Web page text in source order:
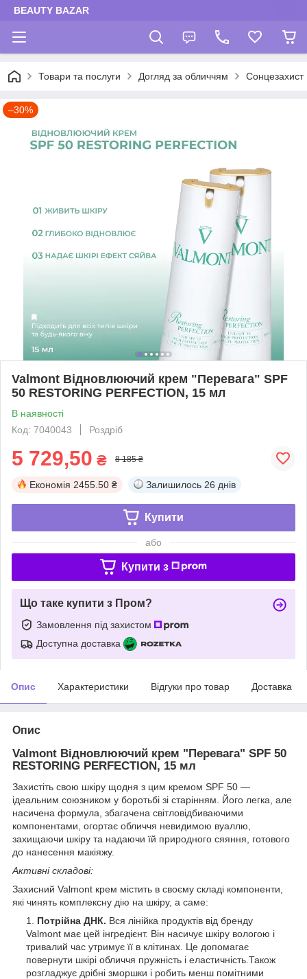
BEAUTY BAZAR
Товари та послуги Догляд за обличчям Сонцезахист
–30%
Valmont Відновлюючий крем "Перевага" SPF
50 RESTORING PERFECTION, 15 мл
В наявності
Код: 7040043
Роздріб
5 729,50 ₴ 8 185 ₴
Економія 2455.50 ₴ Залишилось 26 днів
Купити
або
Купити з
Що таке купити з Пром?
Замовлення під захистом
Доступна доставка
Опис Характеристики Відгуки про товар Доставка
Опис
Valmont Відновлюючий крем "Перевага" SPF 50
RESTORING PERFECTION, 15 мл
Захистіть свою шкіру щодня з цим кремом SPF 50 —
ідеальним союзником у боротьбі зі старінням. Його легка, але
насичена формула, збагачена світловідбиваючими
компонентами, огортає обличчя невидимою вуаллю,
захищаючи шкіру та надаючи їй природного сяяння, готового
до нанесення макіяжу.
Активні складові:
Захисний Valmont крем містить в своєму складі компоненти,
які чинять комплексну дію на шкіру, а саме:
Потрійна ДНК. Вся лінійка продуктів від бренду
Valmont має цей інгредієнт. Він насичує шкіру вологою і
тривалий час утримує її в клітинах. Це допомагає
повернути шкірі обличчя пружність і еластичність.Також
розгладжує дрібні зморшки і робить менш помітними